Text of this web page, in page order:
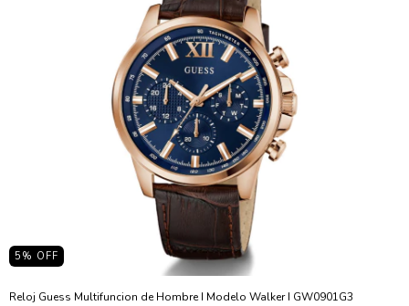
5 % OFF
Reloj Guess Multifuncion de Hombre I Modelo Walker I GW0901G3